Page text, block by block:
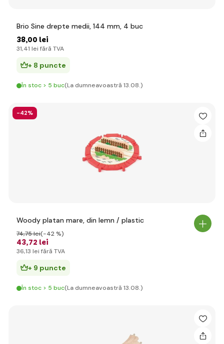
Brio Sine drepte medii, 144 mm, 4 buc
38,00 lei
31,41 lei fără TVA
+ 8 puncte
În stoc > 5 buc(La dumneavoastră 13.08.)
-42%
Woody platan mare, din lemn / plastic
43,72 lei
74,75 lei(-42 %)
36,13 lei fără TVA
+ 9 puncte
În stoc > 5 buc(La dumneavoastră 13.08.)